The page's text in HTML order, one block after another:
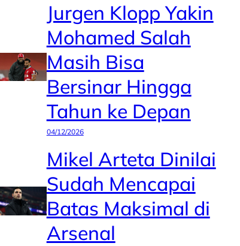
Jurgen Klopp Yakin
Mohamed Salah
Masih Bisa
Bersinar Hingga
Tahun ke Depan
04/12/2026
Mikel Arteta Dinilai
Sudah Mencapai
Batas Maksimal di
Arsenal